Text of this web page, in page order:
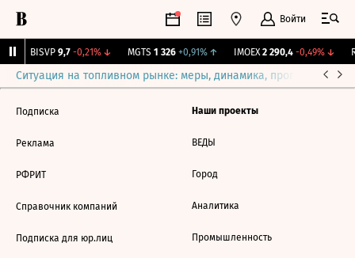
Войти
BISVP 9,7 -0,21%↓ MGTS 1 326 +0,91%↑ IMOEX 2 290,4 -0,49%↓
Ситуация на топливном рынке: меры, динамика, прогнозы
Подписка
Реклама
РФРИТ
Справочник компаний
Подписка для юр.лиц
Наши проекты
ВЕДЫ
Город
Аналитика
Промышленность